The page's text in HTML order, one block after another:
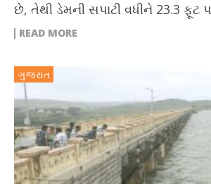
છે, તેથી ડેમની સપાટી વધીને 23.3 ફૂટ
READ MORE
ગુજરાત